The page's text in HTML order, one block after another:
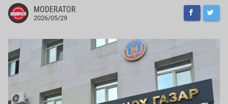
MODERATOR
2026/05/29